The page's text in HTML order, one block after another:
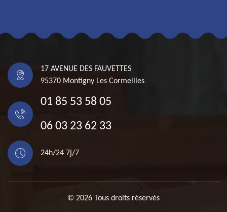
17 AVENUE DES FAUVETTES
95370 Montigny Les Cormeilles
01 85 53 58 05
06 03 23 62 33
24h/24 7j/7
© 2026 Tous droits réservés